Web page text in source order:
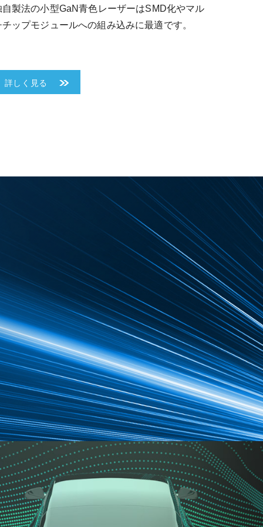
自製法の小型GaN青色レーザーはSMD化やマル
チップモジュールへの組み込みに最適です。
詳しく見る